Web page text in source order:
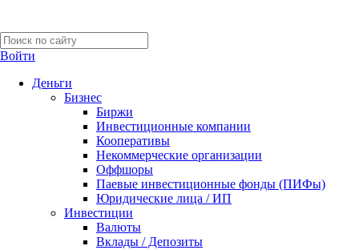
Войти
Деньги
Бизнес
Биржи
Инвестиционные компании
Кооперативы
Некоммерческие организации
Оффшоры
Паевые инвестиционные фонды (ПИФы)
Юридические лица / ИП
Инвестиции
Валюты
Вклады / Депозиты